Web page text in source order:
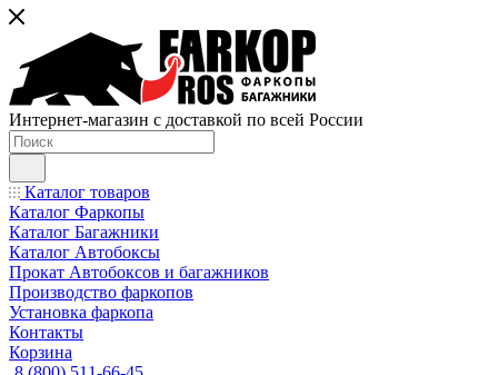
Интернет-магазин с доставкой по всей России
Каталог товаров
Каталог Фаркопы
Каталог Багажники
Каталог Автобоксы
Прокат Автобоксов и багажников
Производство фаркопов
Установка фаркопа
Контакты
Корзина